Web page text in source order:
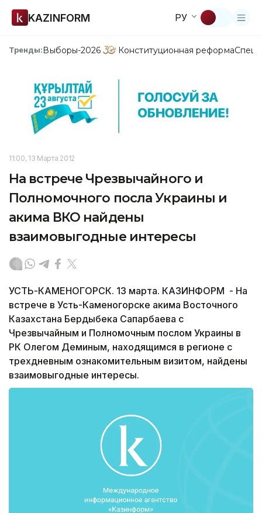
KAZINFORM РУ
Тренды:Выборы-2026 Конституционная реформа
11:00, 13 Марта 2012
На встрече Чрезвычайного и
Полномочного посла Украины и
акима ВКО найдены
взаимовыгодные интересы
УСТЬ-КАМЕНОГОРСК. 13 марта. КАЗИНФОРМ - На
встрече в Усть-Каменогорске акима Восточного
Казахстана Бердыбека Сапарбаева с
Чрезвычайным и Полномочным послом Украины в
РК Олегом Деминым, находящимся в регионе с
трехдневным ознакомительным визитом, найдены
взаимовыгодные интересы.